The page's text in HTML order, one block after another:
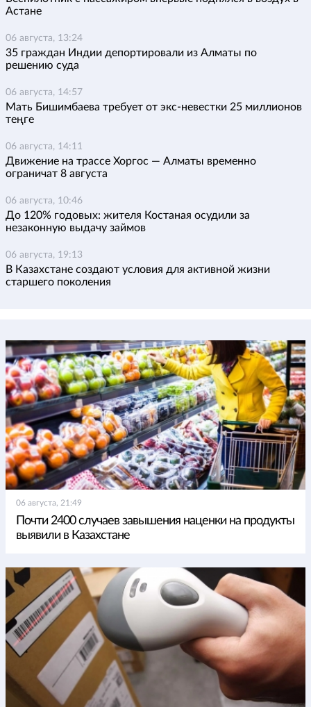
Астане
06 августа, 13:24
35 граждан Индии депортировали из Алматы по
решению суда
06 августа, 14:57
Мать Бишимбаева требует от экс-невестки 25 миллионов
теңге
06 августа, 14:11
Движение на трассе Хоргос — Алматы временно
ограничат 8 августа
06 августа, 10:46
До 120% годовых: жителя Костаная осудили за
незаконную выдачу займов
06 августа, 19:13
В Казахстане создают условия для активной жизни
старшего поколения
06 августа, 21:49
Почти 2400 случаев завышения наценки на продукты
выявили в Казахстане